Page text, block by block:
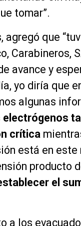
tomar”.
agregó que
Carabineros,
avance y
yo diría que
algunas
electrógenos
crítica
está en
producto
el
a los